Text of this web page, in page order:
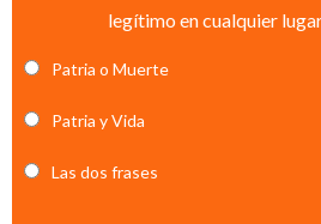
legítimo en cualquier
Patria o Muerte
Patria y Vida
Las dos frases